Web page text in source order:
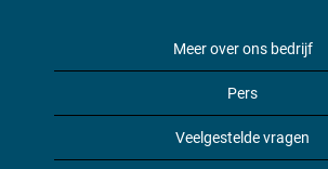
Meer over ons bedrijf
Pers
Veelgestelde vragen